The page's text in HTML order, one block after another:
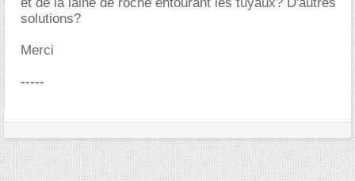
solutions?
Merci
-----